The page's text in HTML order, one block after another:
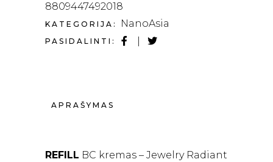
8809447492018
KATEGORIJA: NanoAsia
PASIDALINTI:
APRAŠYMAS
REFILL BC kremas – Јewelry Radiant